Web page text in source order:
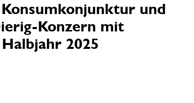
Konsumkonjunktur und
Konzern mit
2025